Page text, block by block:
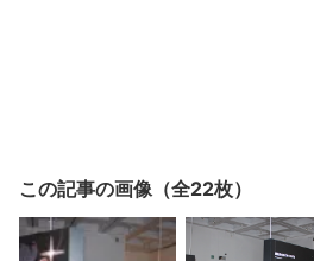
この記事の画像（全22枚）